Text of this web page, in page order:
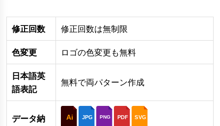
修正回数 修正回数は無制限
色変更 ロゴの色変更も無料
日本語英
語表記
無料で両パターン作成
データ納
Ai JPG PNG PDF SVG